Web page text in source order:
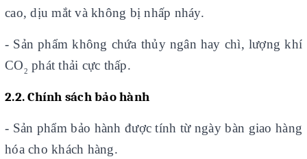
cao, dịu mắt và không bị nhấp nháy.
- Sản phẩm không chứa thủy ngân hay chì, lượng khí
CO2 phát thải cực thấp.
2.2. Chính sách bảo hành
- Sản phẩm bảo hành được tính từ ngày bàn giao hàng
hóa cho khách hàng.